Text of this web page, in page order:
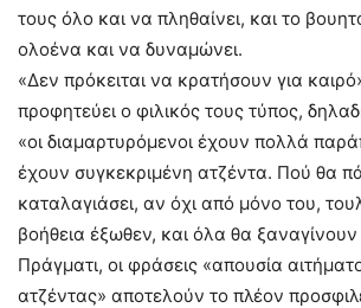
τους όλο και να πληθαίνει, και το
ολοένα και να δυναμώνει.
«Δεν πρόκειται να κρατήσουν για
προφητεύει ο φιλικός τους τύπος,
«οι διαμαρτυρόμενοι έχουν πολλά
έχουν συγκεκριμένη ατζέντα. Πού θα
καταλαγιάσει, αν όχι από μόνο του,
βοήθεια έξωθεν, και όλα θα
Πράγματι, οι φράσεις «απουσία
ατζέντας» αποτελούν το πλέον